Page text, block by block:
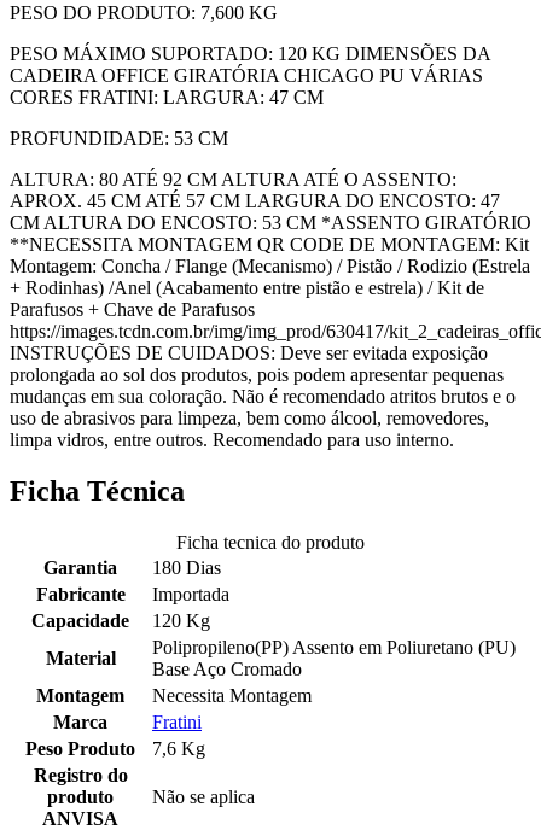
PESO DO PRODUTO: 7,600 KG
PESO MÁXIMO SUPORTADO: 120 KG DIMENSÕES DA
CADEIRA OFFICE GIRATÓRIA CHICAGO PU VÁRIAS
CORES FRATINI: LARGURA: 47 CM
PROFUNDIDADE: 53 CM
ALTURA: 80 ATÉ 92 CM ALTURA ATÉ O ASSENTO:
APROX. 45 CM ATÉ 57 CM LARGURA DO ENCOSTO: 47
CM ALTURA DO ENCOSTO: 53 CM *ASSENTO GIRATÓRIO
**NECESSITA MONTAGEM QR CODE DE MONTAGEM: Kit
Montagem: Concha / Flange (Mecanismo) / Pistão / Rodizio (Estrela
+ Rodinhas) /Anel (Acabamento entre pistão e estrela) / Kit de
Parafusos + Chave de Parafusos
https://images.tcdn.com.br/img/img_prod/630417/
INSTRUÇÕES DE CUIDADOS: Deve ser evitada exposição
prolongada ao sol dos produtos, pois podem apresentar pequenas
mudanças em sua coloração. Não é recomendado atritos brutos e o
uso de abrasivos para limpeza, bem como álcool, removedores,
limpa vidros, entre outros. Recomendado para uso interno.
Ficha Técnica
Ficha tecnica do produto
Garantia
180 Dias
Fabricante
Importada
Capacidade
120 Kg
Material
Polipropileno(PP) Assento em Poliuretano (PU)
Base Aço Cromado
Montagem
Necessita Montagem
Marca
Fratini
Peso Produto
7,6 Kg
Registro do
produto
ANVISA
Não se aplica